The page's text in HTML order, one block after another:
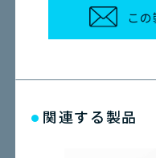
こ
関連する製品